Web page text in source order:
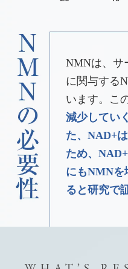
NMNは、サ
に関与する
います。こ
減少してい
た、NAD+
ため、
にもNMNを
ると研究で